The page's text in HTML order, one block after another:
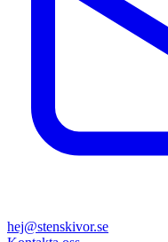
hej@stenskivor.se